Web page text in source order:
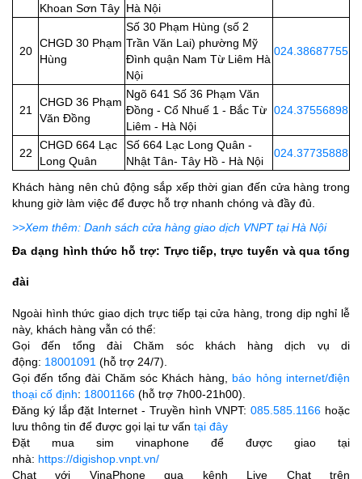
Khoan Sơn Tây Hà Nội
20
CHGD 30 Phạm
Hùng
Số 30 Phạm Hùng (số 2
Trần Văn Lai) phường Mỹ
Đình quận Nam Từ Liêm Hà
Nội
024.38687755
21
CHGD 36 Phạm
Văn Đồng
Ngõ 641 Số 36 Phạm Văn
Đồng - Cổ Nhuế 1 - Bắc Từ
Liêm - Hà Nội
024.37556898
22
CHGD 664 Lạc
Long Quân
Số 664 Lạc Long Quân -
Nhật Tân- Tây Hồ - Hà Nội
024.37735888
Khách hàng nên chủ động sắp xếp thời gian đến cửa hàng trong
khung giờ làm việc để được hỗ trợ nhanh chóng và đầy đủ.
>>Xem thêm: Danh sách cửa hàng giao dịch VNPT tại Hà Nội
Đa dạng hình thức hỗ trợ: Trực tiếp, trực tuyến và qua tổng
đài
Ngoài hình thức giao dịch trực tiếp tại cửa hàng, trong dịp nghỉ lễ
này, khách hàng vẫn có thể:
Gọi đến tổng đài Chăm sóc khách hàng dịch vụ di
động: 18001091 (hỗ trợ 24/7).
Gọi đến tổng đài Chăm sóc Khách hàng, báo hỏng internet/điện
thoại cố định: 18001166 (hỗ trợ 7h00-21h00).
Đăng ký lắp đặt Internet - Truyền hình VNPT:085.585.1166 hoặc
lưu thông tin để được gọi lại tư vấn tại đây
Đặt mua sim vinaphone để được giao tại
nhà: https://digishop.vnpt.vn/
Chat với VinaPhone qua kênh Live Chat trên